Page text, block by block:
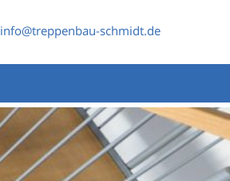
info@treppenbau-schmidt.de